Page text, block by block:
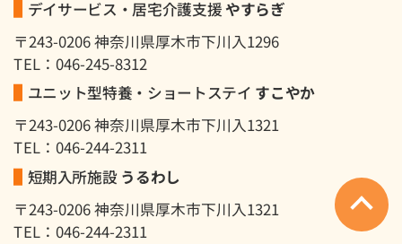
４．個人情報に関する法令や規範の遵守
当法人は、お客様やご家族の個人情報を保護す
るため、次の個人情報保護に関する法令や規範
を遵守します。
・個人情報保護法
切な取扱いのためのガイドライン
・介護保険法（介護保険法に基づく指定基準を
含む）
デイサービス・居宅介護支援やすらぎ
〒243-0206 神奈川県厚木市下川入1296
TEL：046-245-8312
ユニット型特養・ショートステイ すこやか
〒243-0206 神奈川県厚木市下川入1321
TEL：046-244-2311
短期入所施設 うるわし
〒243-0206 神奈川県厚木市下川入1321
TEL：046-244-2311